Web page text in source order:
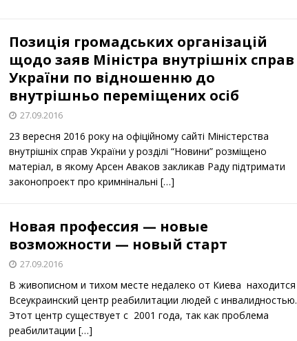
Позиція громадських організацій
щодо заяв Міністра внутрішніх справ
України по відношенню до
внутрішньо переміщених осіб
27.09.2016
23 вересня 2016 року на офіційному сайті Міністерства
внутрішніх справ України у розділі “Новини” розміщено
матеріал, в якому Aрсен Аваков закликав Раду підтримати
законопроект про кримнінальні […]
Новая профессия — новые
возможности — новый старт
27.09.2016
В живописном и тихом месте недалеко от Киева находится
Всеукраинский центр реабилитации людей с инвалидностью.
Этот центр существует с 2001 года, так как проблема
реабилитации […]